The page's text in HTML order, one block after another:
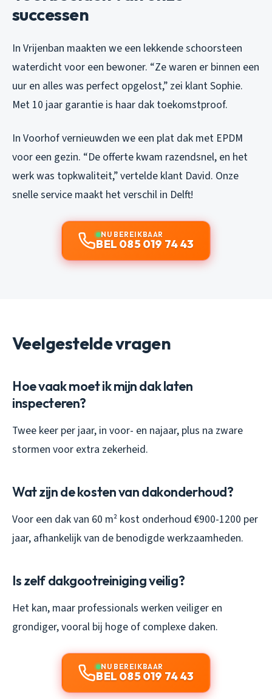
successen
In Vrijenban maakten we een lekkende schoorsteen
waterdicht voor een bewoner. “Ze waren er binnen een
uur en alles was perfect opgelost,” zei klant Sophie.
Met 10 jaar garantie is haar dak toekomstproof.
In Voorhof vernieuwden we een plat dak met EPDM
voor een gezin. “De offerte kwam razendsnel, en het
werk was topkwaliteit,” vertelde klant David. Onze
snelle service maakt het verschil in Delft!
NU BEREIKBAAR
BEL 085 019 74 43
Veelgestelde vragen
Hoe vaak moet ik mijn dak laten
inspecteren?
Twee keer per jaar, in voor- en najaar, plus na zware
stormen voor extra zekerheid.
Wat zijn de kosten van dakonderhoud?
Voor een dak van 60 m² kost onderhoud €900-1200 per
jaar, afhankelijk van de benodigde werkzaamheden.
Is zelf dakgootreiniging veilig?
Het kan, maar professionals werken veiliger en
grondiger, vooral bij hoge of complexe daken.
NU BEREIKBAAR
BEL 085 019 74 43